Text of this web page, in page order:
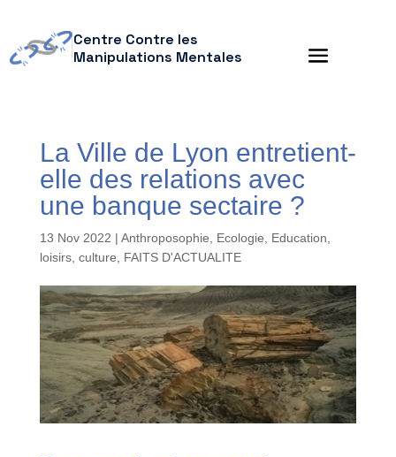
Centre Contre les
Manipulations Mentales
La Ville de Lyon entretient-
elle des relations avec
une banque sectaire ?
13 Nov 2022 | Anthroposophie Ecologie
Education,
loisirs, culture
FAITS D'ACTUALITE